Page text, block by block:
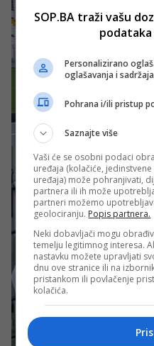
SOP.BA traži vašu
podataka
Personalizirano
oglašavanja i
Pohrana i/ili pristup
Saznajte više
Vaši će se osobni podaci
uređaja (kolačiće,
uređaja) može pohranjivati,
partnera ili ih može
partneri možemo
geolociranju. Popis partnera.
Neki dobavljači mogu
temelju legitimnog interesa.
nastavku možete upravljati
dnu ove stranice ili na
pristankom ili povlačenje
kolačića.